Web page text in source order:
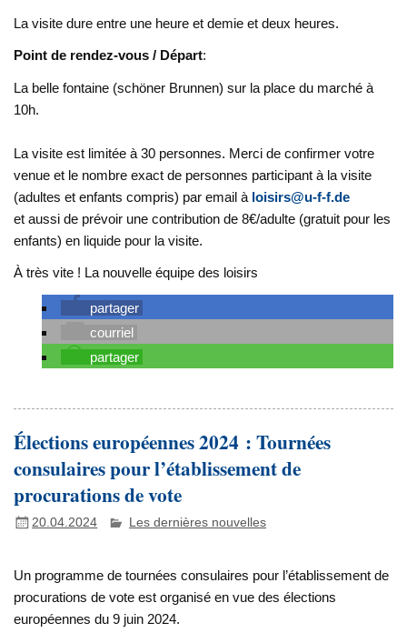
La visite dure entre une heure et demie et deux heures.
Point de rendez-vous / Départ:
La belle fontaine (schöner Brunnen) sur la place du marché à
10h.
La visite est limitée à 30 personnes. Merci de confirmer votre
venue et le nombre exact de personnes participant à la visite
(adultes et enfants compris) par email à loisirs@u-f-f.de
et aussi de prévoir une contribution de 8€/adulte (gratuit pour les
enfants) en liquide pour la visite.
À très vite ! La nouvelle équipe des loisirs
partager
courriel
partager
Élections européennes 2024 : Tournées
consulaires pour l’établissement de
procurations de vote
20.04.2024 Les dernières nouvelles
Un programme de tournées consulaires pour l’établissement de
procurations de vote est organisé en vue des élections
européennes du 9 juin 2024.